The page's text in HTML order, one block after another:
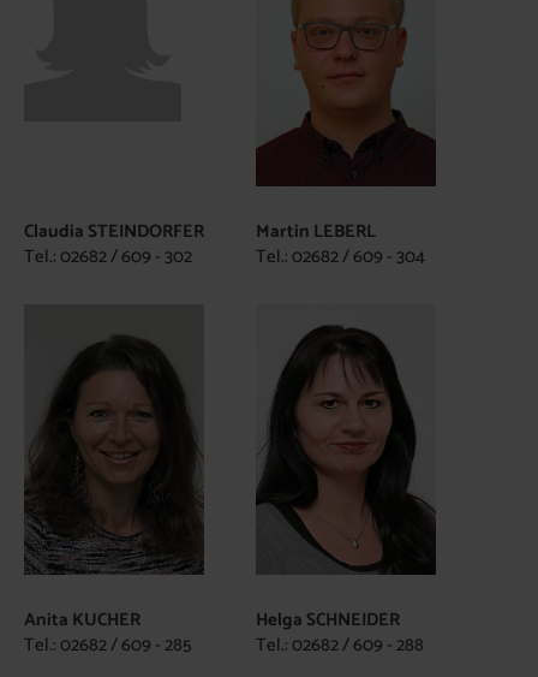
Claudia STEINDORFER
Tel.: 02682 / 609 - 302
Martin LEBERL
Tel.: 02682 / 609 - 304
Anita KUCHER
Tel.: 02682 / 609 - 285
Helga SCHNEIDER
Tel.: 02682 / 609 - 288